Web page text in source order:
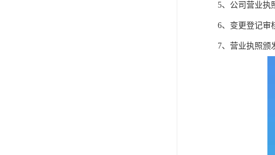
5、公司营业执
6、变更登记审
7、营业执照颁